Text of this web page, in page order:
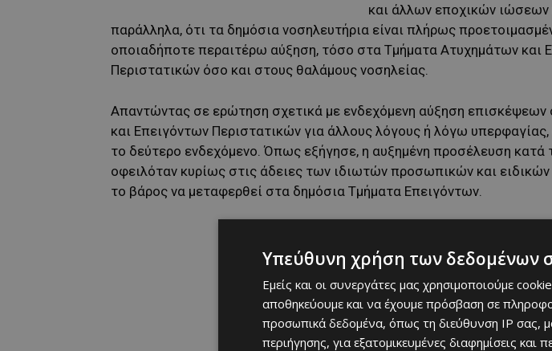
και άλλων εποχικών ιώσεων
παράλληλα, ότι τα δημόσια νοσηλευτήρια είναι πλήρως
οποιαδήποτε περαιτέρω αύξηση, τόσο στα Τμήματα Ατυχημάτων και
Περιστατικών όσο και στους θαλάμους νοσηλείας.
Απαντώντας σε ερώτηση σχετικά με ενδεχόμενη αύξηση
και Επειγόντων Περιστατικών για άλλους λόγους ή λόγω
το δεύτερο ενδεχόμενο. Όπως εξήγησε, η αυξημένη προσέλευση κατά
οφειλόταν κυρίως στις άδειες των ιδιωτών προσωπικών και
το βάρος να μεταφερθεί στα δημόσια Τμήματα Επειγόντων.
Υπεύθυνη χρήση των δεδομένων
Εμείς και οι συνεργάτες μας χρησιμοποιούμε
αποθηκεύουμε και να έχουμε πρόσβαση σε
προσωπικά δεδομένα, όπως τη διεύθυνση IP σας,
περιήγησης, για εξατομικευμένες διαφημίσεις και